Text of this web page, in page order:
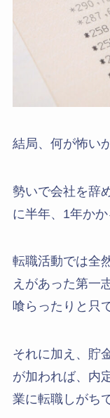
結局、何が怖い
勢いで会社を辞
に半年、1年か
転職活動では全
えがあった第一
喰らったりと只
それに加え、貯
が加われば、内
業に転職しがち